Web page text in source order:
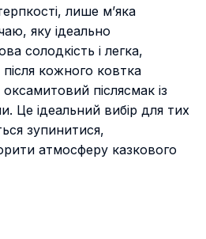
лише м’яка
яку ідеально
солодкість і легка,
кожного ковтка
післясмак із
Це ідеальний вибір для тих
зупинитися,
атмосферу казкового